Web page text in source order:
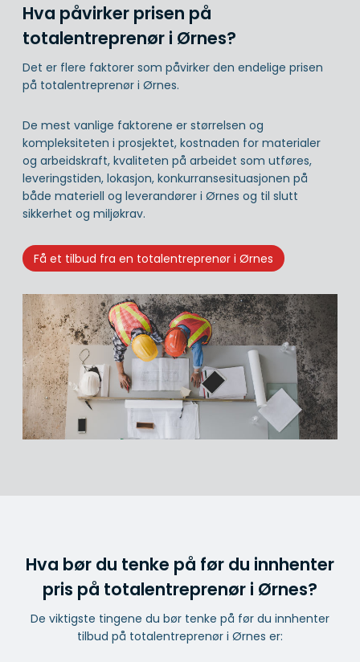
Hva påvirker prisen på
totalentreprenør i Ørnes?
Det er flere faktorer som påvirker den endelige prisen
på totalentreprenør i Ørnes.
De mest vanlige faktorene er størrelsen og
kompleksiteten i prosjektet, kostnaden for materialer
og arbeidskraft, kvaliteten på arbeidet som utføres,
leveringstiden, lokasjon, konkurransesituasjonen på
både materiell og leverandører i Ørnes og til slutt
sikkerhet og miljøkrav.
Få et tilbud fra en totalentreprenør i Ørnes
Hva bør du tenke på før du innhenter
pris på totalentreprenør i Ørnes?
De viktigste tingene du bør tenke på før du innhenter
tilbud på totalentreprenør i Ørnes er: